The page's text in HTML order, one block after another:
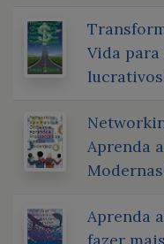
Vida
Aprenda
Aprenda
fazer